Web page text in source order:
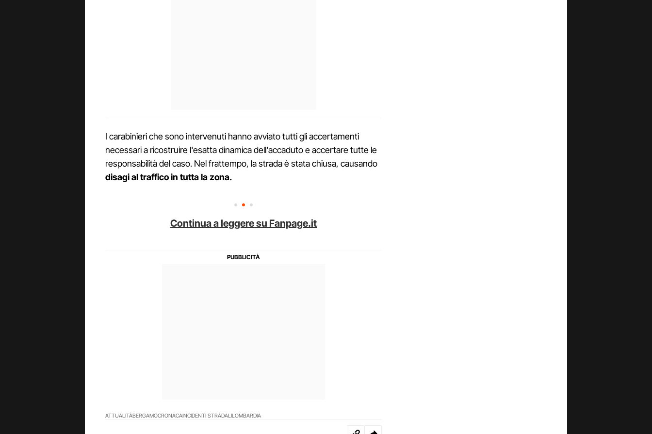
I carabinieri che sono intervenuti hanno avviato tutti gli accertamenti
necessari a ricostruire l'esatta dinamica dell'accaduto e accertare tutte le
responsabilità del caso. Nel frattempo, la strada è stata chiusa, causando
disagi al traffico in tutta la zona.
Continua a leggere su Fanpage.it
ATTUALITÀBERGAMOCRONACAINCIDENTI STRADALILOMBARDIA